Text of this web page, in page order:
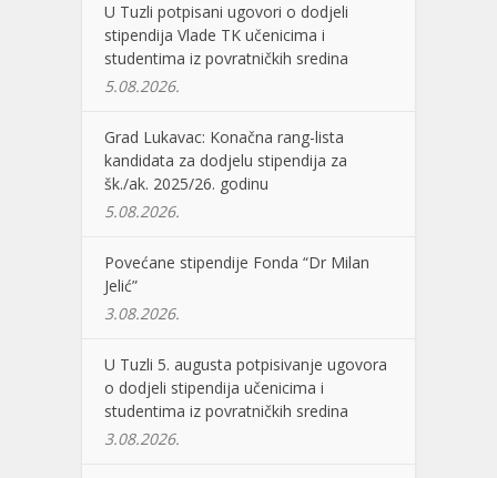
U Tuzli potpisani ugovori o dodjeli
stipendija Vlade TK učenicima i
studentima iz povratničkih sredina
5.08.2026.
Grad Lukavac: Konačna rang-lista
kandidata za dodjelu stipendija za
šk./ak. 2025/26. godinu
5.08.2026.
Povećane stipendije Fonda “Dr Milan
Jelić”
3.08.2026.
U Tuzli 5. augusta potpisivanje ugovora
o dodjeli stipendija učenicima i
studentima iz povratničkih sredina
3.08.2026.